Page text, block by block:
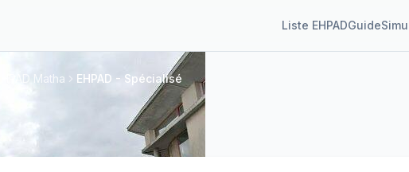
Liste EHPADGuide
EHPAD Matha EHPAD - Spécialisé